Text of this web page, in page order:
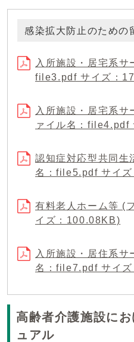
感染拡大防止のための
入所施設・居宅系サ
file3.pdf サイズ：
入所施設・居宅系サ
ァイル名：file4.pdf
認知症対応型共同生
名：file5.pdf サイ
有料老人ホーム等 (
イズ：100.08KB)
入所施設・居住系サ
名：file7.pdf サイ
高齢者介護施設に
ュアル